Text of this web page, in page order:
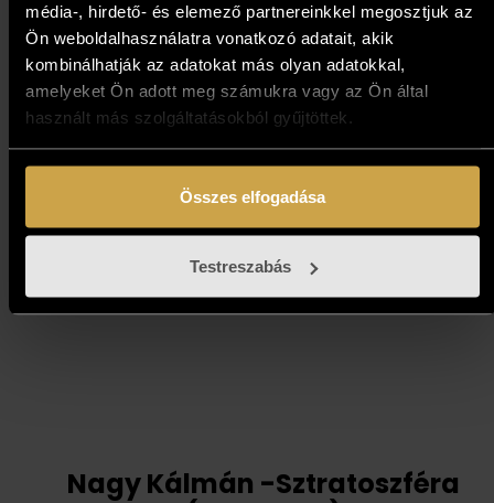
média-, hirdető- és elemező partnereinkkel megosztjuk az
Ön weboldalhasználatra vonatkozó adatait, akik
kombinálhatják az adatokat más olyan adatokkal,
amelyeket Ön adott meg számukra vagy az Ön által
használt más szolgáltatásokból gyűjtöttek.
Összes elfogadása
Testreszabás
Bihon Győző - Horizont
(80x80 cm)
683 000Ft
Kosárba teszem
Nagy Kálmán -Sztratoszféra